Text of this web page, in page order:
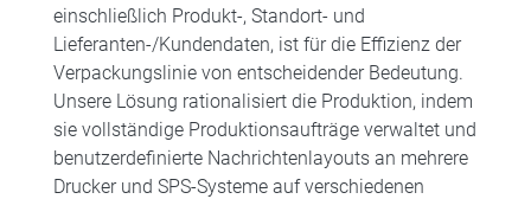
einschließlich Produkt-, Standort- und
Lieferanten-/Kundendaten, ist für die Effizienz der
Verpackungslinie von entscheidender Bedeutung.
Unsere Lösung rationalisiert die Produktion, indem
sie vollständige Produktionsaufträge verwaltet und
benutzerdefinierte Nachrichtenlayouts an mehrere
Drucker und SPS-Systeme auf verschiedenen